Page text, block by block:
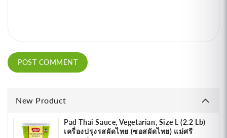
New Product
Pad Thai Sauce, Vegetarian, Size L (2.2 Lb)
เครื่องปรุงรสผัดไทย (ซอสผัดไทย) แม่ศรี